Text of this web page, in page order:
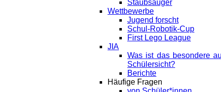
Staubsauger
Wettbewerbe
Jugend forscht
Schul-Robotik-Cup
First Lego League
JIA
Was ist das besondere
Schülersicht?
Berichte
Häufige Fragen